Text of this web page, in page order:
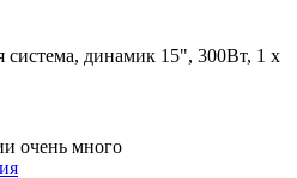
система, динамик 15", 300Вт, 1 х